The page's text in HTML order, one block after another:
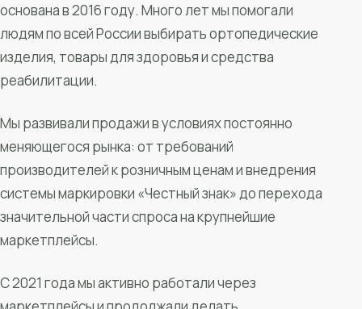
основана в 2016 году. Много лет мы помогали
людям по всей России выбирать ортопедические
изделия, товары для здоровья и средства
реабилитации.
Мы развивали продажи в условиях постоянно
меняющегося рынка: от требований
производителей к розничным ценам и внедрения
системы маркировки «Честный знак» до перехода
значительной части спроса на крупнейшие
маркетплейсы.
С 2021 года мы активно работали через